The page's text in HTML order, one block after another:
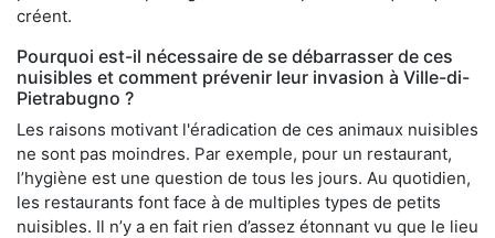
créent.
Pourquoi est-il nécessaire de se débarrasser de ces
nuisibles et comment prévenir leur invasion à Ville-di-
Pietrabugno ?
Les raisons motivant l'éradication de ces animaux nuisibles
ne sont pas moindres. Par exemple, pour un restaurant,
l’hygiène est une question de tous les jours. Au quotidien,
les restaurants font face à de multiples types de petits
nuisibles. Il n’y a en fait rien d’assez étonnant vu que le lieu